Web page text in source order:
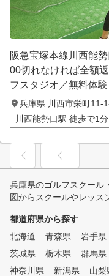
阪急宝塚本線川西能
00切れなければ全額
フスタジオ／無料体
兵庫県 川西市栄町
川西能勢口駅 徒歩で1分
兵庫県のゴルフスクール
図からスクールやレッス
都道府県から探す
北海道
青森県 岩手県
茨城県
栃木県 群馬県
神奈川県
新潟県 山梨